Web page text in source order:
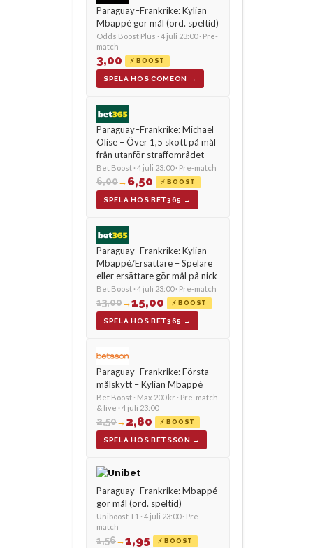
Paraguay–Frankrike: Kylian
Mbappé gör mål (ord. speltid)
Odds Boost Plus · 4 juli 23:00 · Pre-
match
3,00 ⚡ BOOST
SPELA HOS COMEON →
Paraguay–Frankrike: Michael
Olise – Över 1,5 skott på mål
från utanför straffområdet
Bet Boost · 4 juli 23:00 · Pre-match
6,00→6,50 ⚡ BOOST
SPELA HOS BET365 →
Paraguay–Frankrike: Kylian
Mbappé/Ersättare – Spelare
eller ersättare gör mål på nick
Bet Boost · 4 juli 23:00 · Pre-match
13,00→15,00 ⚡ BOOST
SPELA HOS BET365 →
Paraguay–Frankrike: Första
målskytt – Kylian Mbappé
Bet Boost · Max 200 kr · Pre-match
& live · 4 juli 23:00
2,50→2,80 ⚡ BOOST
SPELA HOS BETSSON →
Paraguay–Frankrike: Mbappé
gör mål (ord. speltid)
Uniboost +1 · 4 juli 23:00 · Pre-
match
1,56→1,95 ⚡ BOOST